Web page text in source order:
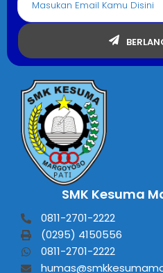
SMK Kesuma
0811-2701-2222
(0295) 4150556
0811-2701-2222